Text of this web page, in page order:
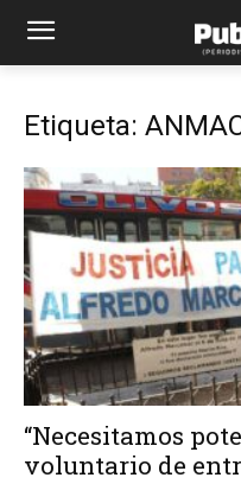
Etiqueta:
“Necesitamos
voluntario de